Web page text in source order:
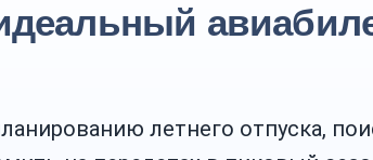
летнего отпуска,